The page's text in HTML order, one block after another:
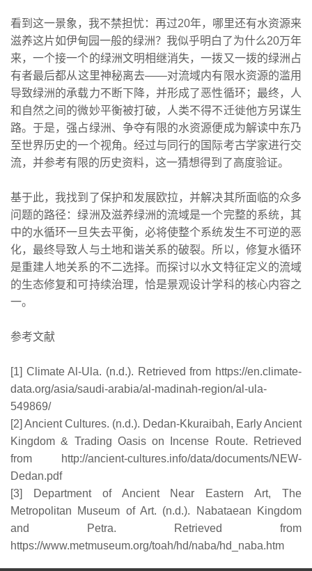
看到这一景象，我不禁担忧：再过20年，哪里还有水资源来
滋养这片如伊甸园一般的绿洲？我似乎明白了为什么20万年
来，一个接一个的绿洲文明相继消失，一拨又一拨的绿洲占
有者最后都从这里神秘离去——对流域内有限水资源的滥用
导致绿洲的承载力不断下降，并形成了恶性循环；最终，人
和自然之间的微妙平衡被打破，人类不得不迁徙他方另谋生
路。于是，强占绿洲、争夺有限的水资源便成为解读中东乃
至世界历史的一个视角。经过与同行的国际考古学家进行交
流，并参考有限的历史资料，这一猜想得到了高度验证。
基于此，我找到了保护和发展欧拉，并解决其所面临的众多
问题的路径：绿洲及滋养绿洲的流域是一个完整的系统，其
中的水循环一旦失去平衡，必将使整个系统发生不可逆的恶
化，最终导致人与土地和谐关系的破裂。所以，修复水循环
是重建人地关系的不二选择。而探讨以水文特征定义的流域
的生态修复和可持续治理，恰是景观设计学科的核心内容之
一。
参考文献
[1] Climate Al-Ula. (n.d.). Retrieved from https://en.climate-
data.org/asia/saudi-arabia/al-madinah-region/al-ula-
549869/
[2] Ancient Cultures. (n.d.). Dedan-Kkuraibah, Early Ancient
Kingdom & Trading Oasis on Incense Route. Retrieved
from http://ancient-cultures.info/data/documents/NEW-
Dedan.pdf
[3] Department of Ancient Near Eastern Art, The
Metropolitan Museum of Art. (n.d.). Nabataean Kingdom
and Petra. Retrieved from
https://www.metmuseum.org/toah/hd/naba/hd_naba.htm